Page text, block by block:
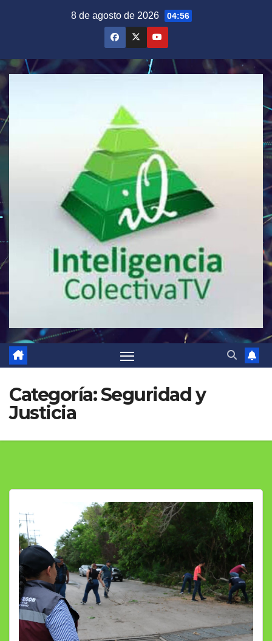
8 de agosto de 2026 04:56
Categoría:Seguridad y
Justicia